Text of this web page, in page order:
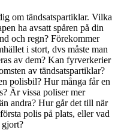
om tändsatspartiklar. Vilka
ha avsatt spåren på din
och regn? Förekommer
i stort, dvs måste man
av dem? Kan fyrverkerier
av tändsatspartiklar?
polisbil? Hur många får en
Är vissa poliser mer
andra? Hur går det till när
polis på plats, eller vad
gjort?